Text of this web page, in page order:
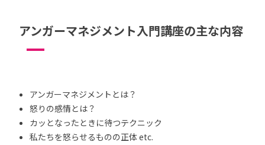
アンガーマネジメント入門講座の主な内容
アンガーマネジメントとは？
怒りの感情とは？
カッとなったときに待つテクニック
私たちを怒らせるものの正体 etc.